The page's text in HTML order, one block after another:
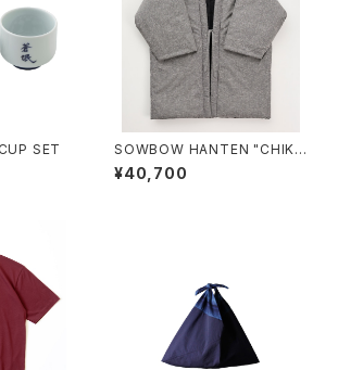
SET
SOWBOW HANTEN "CHIKU
GO-ORI" TSUMUGI GRAY
¥40,700